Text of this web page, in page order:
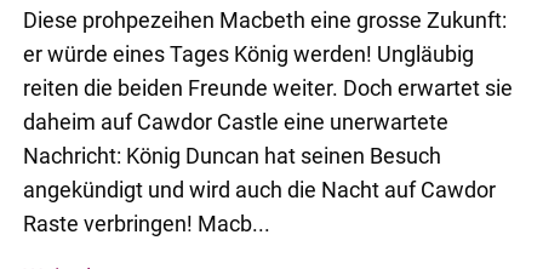
Diese prohpezeihen Macbeth eine grosse Zukunft:
er würde eines Tages König werden! Ungläubig
reiten die beiden Freunde weiter. Doch erwartet sie
daheim auf Cawdor Castle eine unerwartete
Nachricht: König Duncan hat seinen Besuch
angekündigt und wird auch die Nacht auf Cawdor
Raste verbringen! Macb...